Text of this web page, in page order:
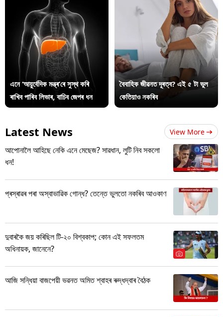
এনে ‘আয়ুৰ্বেদিক মন্ত্ৰ’ৰে সুস্থ কৰি
ৰাখিব পাৰিব লিভাৰ, বাচিব জেপৰ ধন
বৈবাহিক জীৱনত দূৰত্ব? এই ৫ টা ভুল
কেতিয়াও নকৰিব
Latest News View More
আপোনালৈ আহিছে নেকি এনে মেছেজ? সাৱধান, লুটি নিব সকলো
ধন!
প্ৰস্ৰাৱৰ পৰা অস্বাভাৱিক গোন্ধ? তেন্তে ভুলতো নকৰিব আওকাণ
দুবাৰকৈ জয় কৰিছিল টি-২০ বিশ্বকাপ; কোন এই সফলতম
অধিনায়ক, জানেনে?
আজি সন্ধিয়া বাজপেয়ী ভৱনত অমিত শ্বাহৰ ৰুদ্ধদ্বাৰ বৈঠক